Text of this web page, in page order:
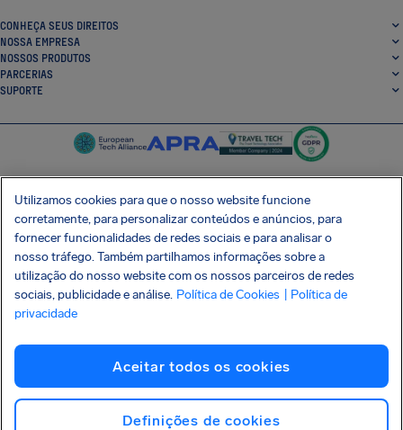
CONHEÇA SEUS DIREITOS
NOSSA EMPRESA
NOSSOS PRODUTOS
PARCERIAS
SUPORTE
SocialFacebook
SocialTwitter
SocialInstagram
SocialLinkedin
BAIXE GRÁTIS NOSSO APP
Política de Privacidade
Imprint
Ataque à cadeia de suprimentos Shai-Hulud
Copyright © 2026 AirHelp
Utilizamos cookies para que o nosso website funcione
corretamente, para personalizar conteúdos e anúncios, para
fornecer funcionalidades de redes sociais e para analisar o
nosso tráfego. Também partilhamos informações sobre a
utilização do nosso website com os nossos parceiros de redes
sociais, publicidade e análise. Política de Cookies
| Política de
privacidade
Aceitar todos os cookies
Definições de cookies